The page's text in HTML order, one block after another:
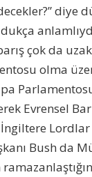
diye
çok da
olma
Evrensel
Bush da